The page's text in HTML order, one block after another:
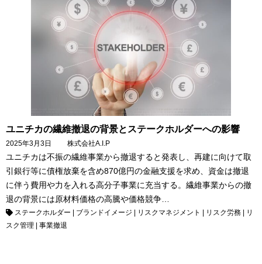
ユニチカの繊維撤退の背景とステークホルダーへの影響
2025年3月3日 株式会社A.I.P
ユニチカは不振の繊維事業から撤退すると発表し、再建に向けて取
引銀行等に債権放棄を含め870億円の金融支援を求め、資金は撤退
に伴う費用や力を入れる高分子事業に充当する。繊維事業からの撤
退の背景には原材料価格の高騰や価格競争…
ステークホルダー ブランドイメージ リスクマネジメント リスク労務
リ
スク管理
事業撤退